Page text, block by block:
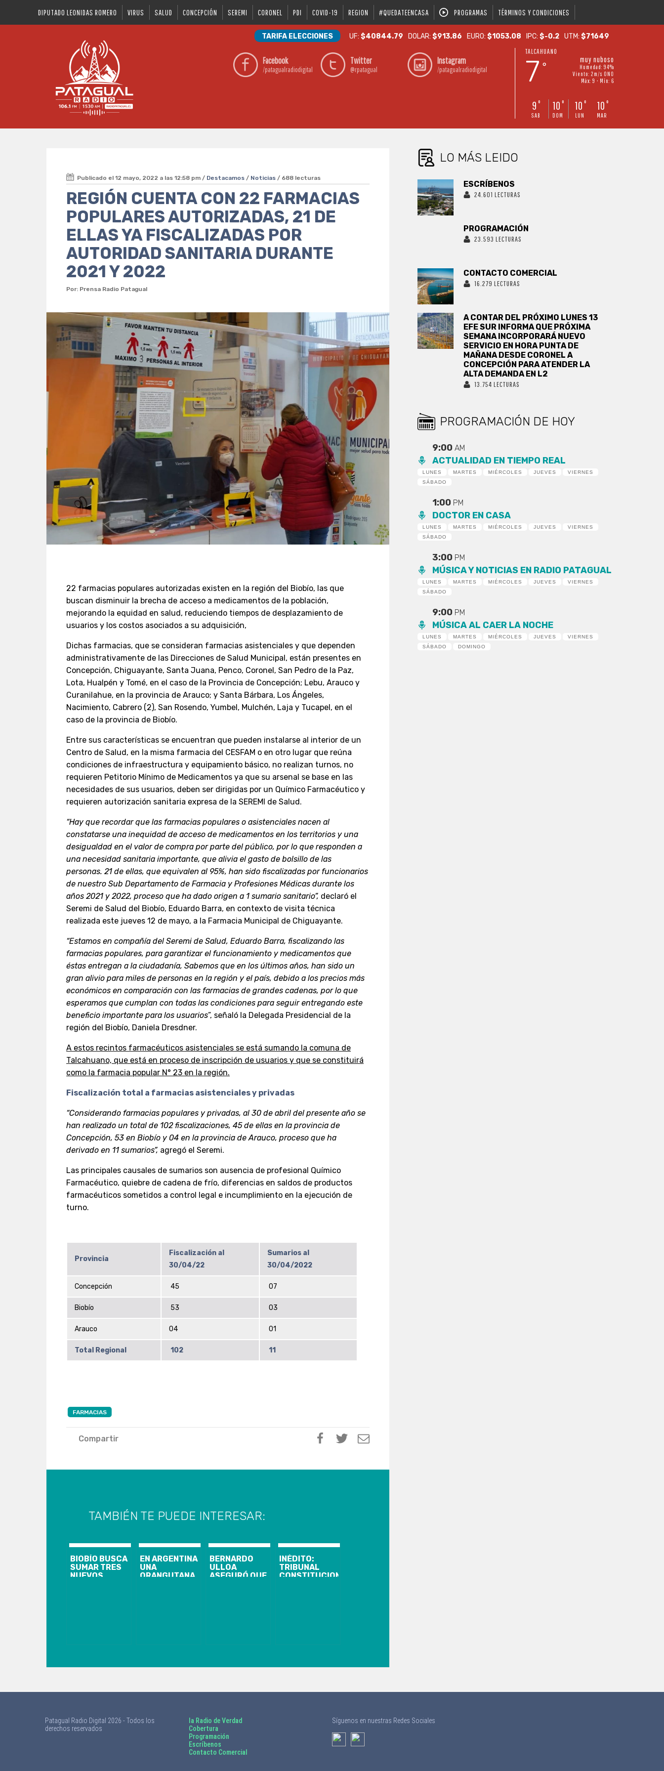
DIPUTADO LEONIDAS ROMERO VIRUS SALUD CONCEPCIÓN SEREMI CORONEL PDI COVID-19 REGION #QUEDATEENCASA PROGRAMAS TÉRMINOS Y CONDICIONES
TARIFA ELECCIONES UF:$40844.79 DOLAR:$913.86 EURO:$1053.08 IPC:$-0.2 UTM:$71649
Facebook
/patagualradiodigital
Twitter
@rpatagual
Instagram
/patagualradiodigital
TALCAHUANO
7 °
muy nuboso
Humedad: 94%
Viento: 2m/s ONO
Máx: 9 • Mín: 6
9 °
SAB
10 °
DOM
10 °
LUN
10 °
MAR
Publicado el 12 mayo, 2022 a las 12:58 pm / Destacamos / Noticias / 688 lecturas
REGIÓN CUENTA CON 22 FARMACIAS
POPULARES AUTORIZADAS, 21 DE
ELLAS YA FISCALIZADAS POR
AUTORIDAD SANITARIA DURANTE
2021 Y 2022
Por: Prensa Radio Patagual
22 farmacias populares autorizadas existen en la región del Biobío, las que
buscan disminuir la brecha de acceso a medicamentos de la población,
mejorando la equidad en salud, reduciendo tiempos de desplazamiento de
usuarios y los costos asociados a su adquisición,
Dichas farmacias, que se consideran farmacias asistenciales y que dependen
administrativamente de las Direcciones de Salud Municipal, están presentes en
Concepción, Chiguayante, Santa Juana, Penco, Coronel, San Pedro de la Paz,
Lota, Hualpén y Tomé, en el caso de la Provincia de Concepción; Lebu, Arauco y
Curanilahue, en la provincia de Arauco; y Santa Bárbara, Los Ángeles,
Nacimiento, Cabrero (2), San Rosendo, Yumbel, Mulchén, Laja y Tucapel, en el
caso de la provincia de Biobío.
Entre sus características se encuentran que pueden instalarse al interior de un
Centro de Salud, en la misma farmacia del CESFAM o en otro lugar que reúna
condiciones de infraestructura y equipamiento básico, no realizan turnos, no
requieren Petitorio Mínimo de Medicamentos ya que su arsenal se base en las
necesidades de sus usuarios, deben ser dirigidas por un Químico Farmacéutico y
requieren autorización sanitaria expresa de la SEREMI de Salud.
“Hay que recordar que las farmacias populares o asistenciales nacen al
constatarse una inequidad de acceso de medicamentos en los territorios y una
desigualdad en el valor de compra por parte del público, por lo que responden a
una necesidad sanitaria importante, que alivia el gasto de bolsillo de las
personas. 21 de ellas, que equivalen al 95%, han sido fiscalizadas por funcionarios
de nuestro Sub Departamento de Farmacia y Profesiones Médicas durante los
años 2021 y 2022, proceso que ha dado origen a 1 sumario sanitario”, declaró el
Seremi de Salud del Biobío, Eduardo Barra, en contexto de visita técnica
realizada este jueves 12 de mayo, a la Farmacia Municipal de Chiguayante.
“Estamos en compañía del Seremi de Salud, Eduardo Barra, fiscalizando las
farmacias populares, para garantizar el funcionamiento y medicamentos que
éstas entregan a la ciudadanía, Sabemos que en los últimos años, han sido un
gran alivio para miles de personas en la región y el país, debido a los precios más
económicos en comparación con las farmacias de grandes cadenas, por lo que
esperamos que cumplan con todas las condiciones para seguir entregando este
beneficio importante para los usuarios”, señaló la Delegada Presidencial de la
región del Biobío, Daniela Dresdner.
A estos recintos farmacéuticos asistenciales se está sumando la comuna de
Talcahuano, que está en proceso de inscripción de usuarios y que se constituirá
como la farmacia popular N° 23 en la región.
Fiscalización total a farmacias asistenciales y privadas
“Considerando farmacias populares y privadas, al 30 de abril del presente año se
han realizado un total de 102 fiscalizaciones, 45 de ellas en la provincia de
Concepción, 53 en Biobío y 04 en la provincia de Arauco, proceso que ha
derivado en 11 sumarios”, agregó el Seremi.
Las principales causales de sumarios son ausencia de profesional Químico
Farmacéutico, quiebre de cadena de frío, diferencias en saldos de productos
farmacéuticos sometidos a control legal e incumplimiento en la ejecución de
turno.
Provincia
Fiscalización al
30/04/22
Sumarios al
30/04/2022
Concepción 45 07
Biobío 53 03
Arauco 04 01
Total Regional 102 11
FARMACIAS
Compartir
TAMBIÉN TE PUEDE INTERESAR:
BIOBÍO BUSCA
SUMAR TRES
NUEVOS
EN ARGENTINA
UNA
ORANGUTANA
BERNARDO
ULLOA
ASEGURÓ QUE
INÉDITO:
TRIBUNAL
CONSTITUCIONAL
LO MÁS LEIDO
ESCRÍBENOS
24.601 LECTURAS
PROGRAMACIÓN
23.593 LECTURAS
CONTACTO COMERCIAL
16.279 LECTURAS
A CONTAR DEL PRÓXIMO LUNES 13
EFE SUR INFORMA QUE PRÓXIMA
SEMANA INCORPORARÁ NUEVO
SERVICIO EN HORA PUNTA DE
MAÑANA DESDE CORONEL A
CONCEPCIÓN PARA ATENDER LA
ALTA DEMANDA EN L2
13.754 LECTURAS
PROGRAMACIÓN DE HOY
9:00AM
ACTUALIDAD EN TIEMPO REAL
LUNES MARTES MIÉRCOLES JUEVES
VIERNES
SÁBADO
1:00 PM
DOCTOR EN CASA
LUNES MARTES MIÉRCOLES JUEVES
VIERNES
SÁBADO
3:00 PM
MÚSICA Y NOTICIAS EN RADIO PATAGUAL
LUNES MARTES MIÉRCOLES JUEVES
VIERNES
SÁBADO
9:00 PM
MÚSICA AL CAER LA NOCHE
LUNES MARTES MIÉRCOLES JUEVES
VIERNES
SÁBADO
DOMINGO
Patagual Radio Digital 2026 - Todos los
derechos reservados
la Radio de Verdad
Cobertura
Programación
Escríbenos
Contacto Comercial
Síguenos en nuestras Redes Sociales